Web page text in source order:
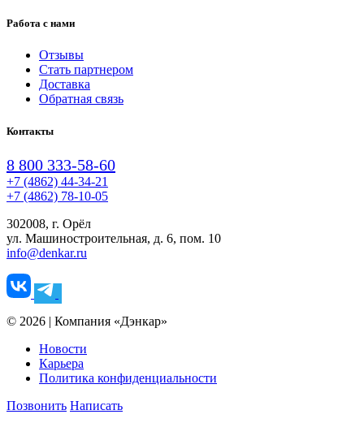
Работа с нами
Отзывы
Стать партнером
Доставка
Обратная связь
Контакты
8 800 333-58-60
+7 (4862) 44-34-21
+7 (4862) 78-10-05
302008, г. Орёл
ул. Машиностроительная, д. 6, пом. 10
info@denkar.ru
© 2026 | Компания «Дэнкар»
Новости
Карьера
Политика конфиденциальности
Позвонить Написать